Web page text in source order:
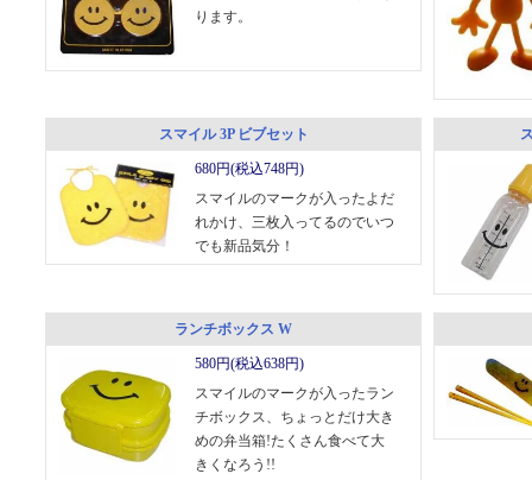
ります。
スマイル 3P ビブセット
680円(税込748円)
スマイルのマークが入ったよだ
れかけ、三枚入ってるのでいつ
でも新品気分！
ランチボックス W
580円(税込638円)
スマイルのマークが入ったラン
チボックス、ちょっとだけ大き
めの弁当箱!たくさん食べて大
きくなろう!!